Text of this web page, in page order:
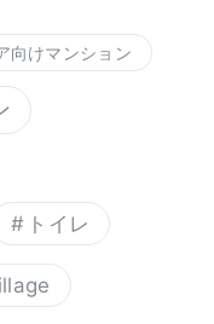
向けマンション
トイレ